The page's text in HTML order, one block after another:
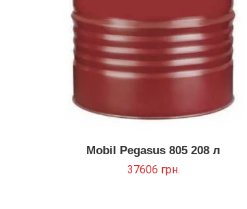
Mobil Pegasus 805 208 л
37606 грн.